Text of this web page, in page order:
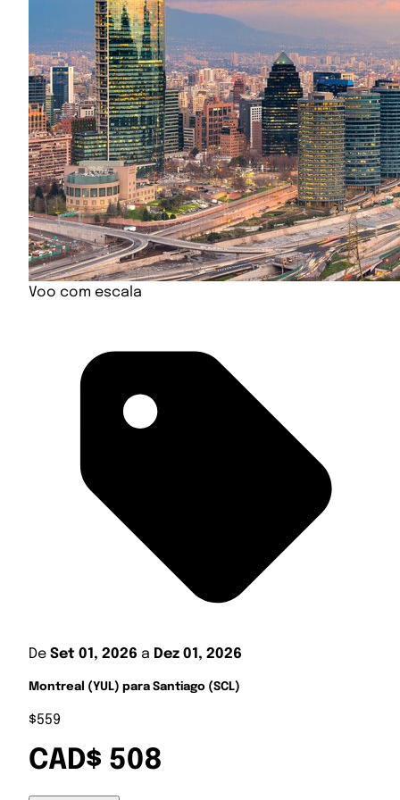
Voo com escala
De Set 01, 2026 a Dez 01, 2026
Montreal (YUL) para Santiago (SCL)
$559
CAD$ 508